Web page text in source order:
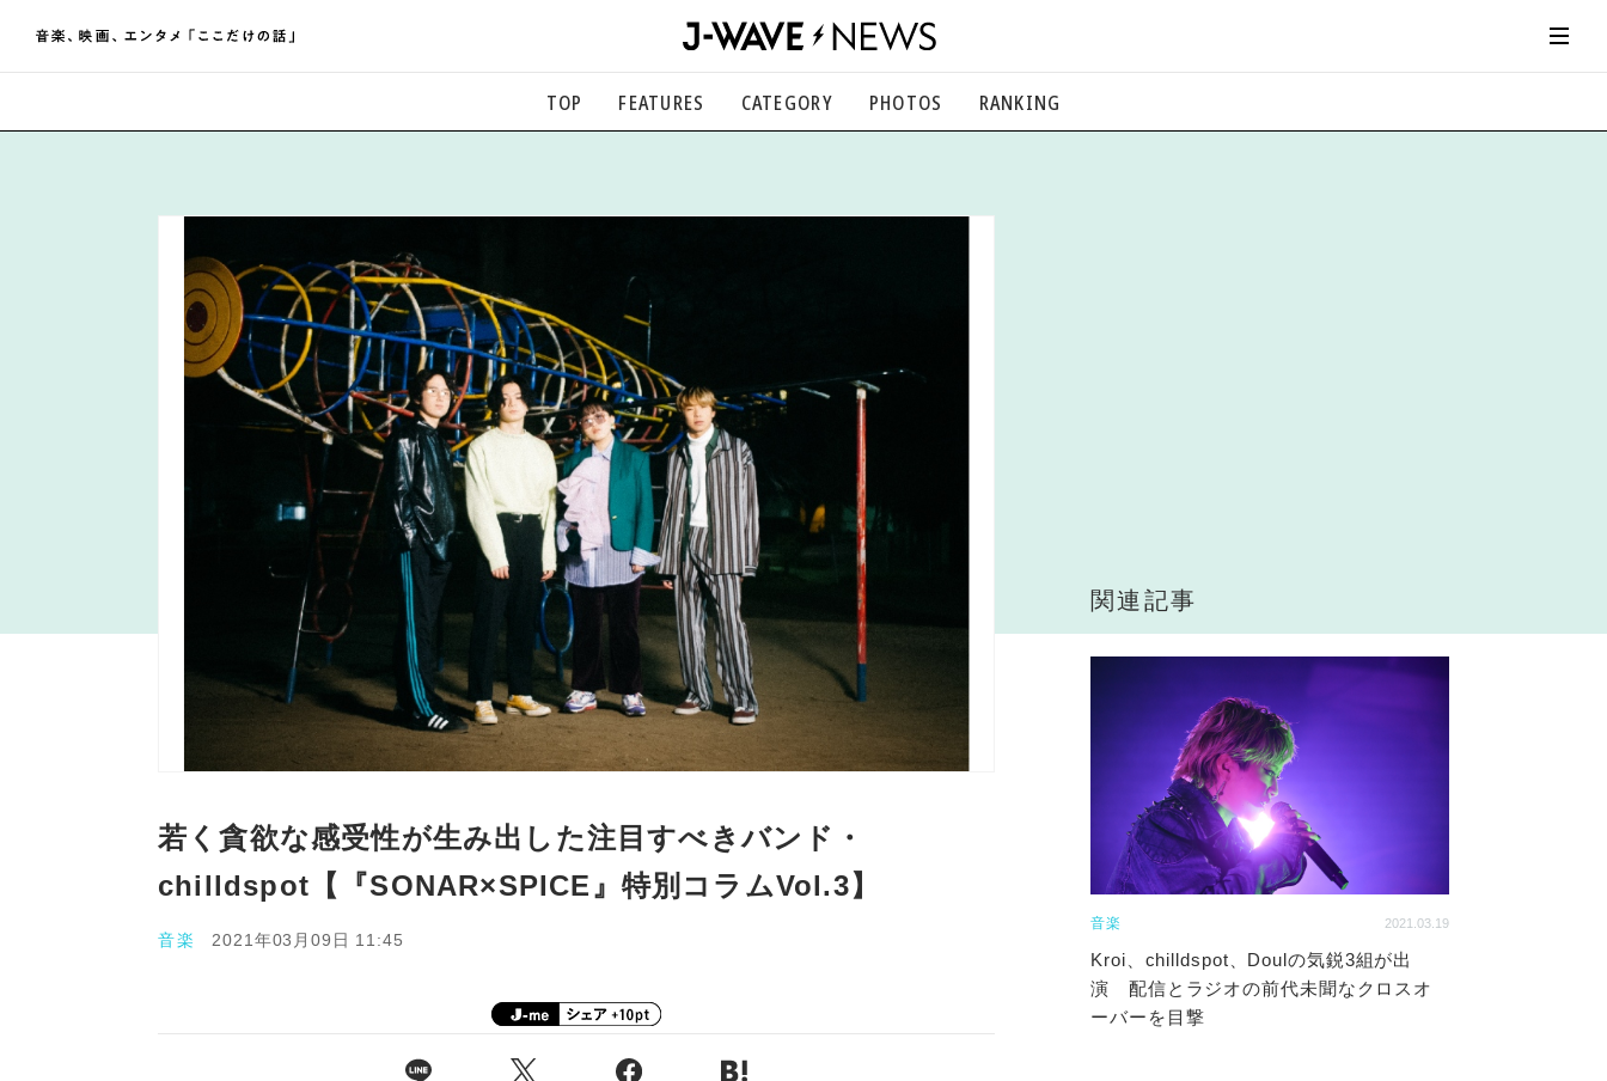
TOP FEATURES CATEGORY
映画、芸能、舞台、スポーツなど
国内、海外の気になるトピック
PHOTOS RANKING
若く貪欲な感受性が生み出した注目すべきバンド・
chilldspot【『SONAR×SPICE』特別コラムVol.3】
音楽 2021年03月09日 11:45
関連記事
音楽 2021.03.19
Kroi、chilldspot、Doulの気鋭3組が出
演 配信とラジオの前代未聞なクロスオ
ーバーを目撃